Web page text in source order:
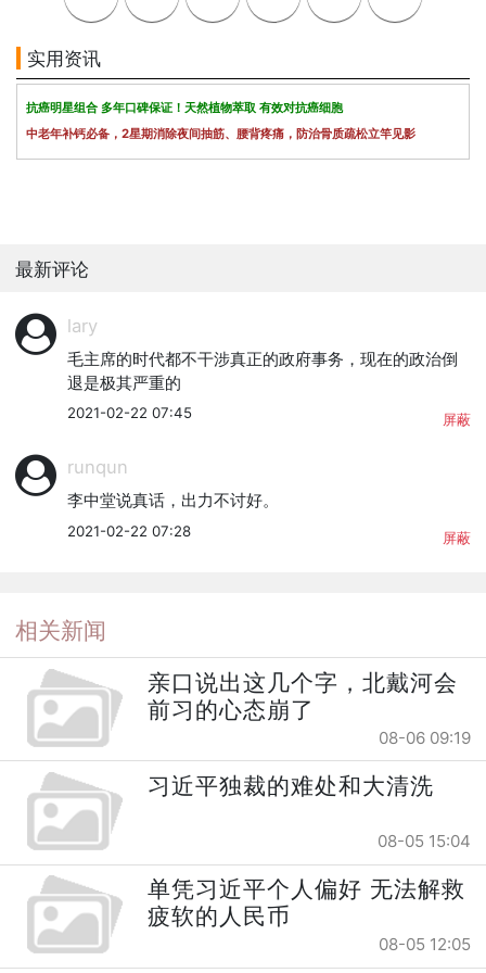
实用资讯
抗癌明星组合 多年口碑保证！天然植物萃取 有效对抗癌细胞
中老年补钙必备，2星期消除夜间抽筋、腰背疼痛，防治骨质疏松立竿见影
最新评论
lary
毛主席的时代都不干涉真正的政府事务，现在的政治倒
退是极其严重的
2021-02-22 07:45 屏蔽
runqun
李中堂说真话，出力不讨好。
2021-02-22 07:28 屏蔽
相关新闻
亲口说出这几个字，北戴河会
前习的心态崩了
08-06 09:19
习近平独裁的难处和大清洗
08-05 15:04
单凭习近平个人偏好 无法解救
疲软的人民币
08-05 12:05